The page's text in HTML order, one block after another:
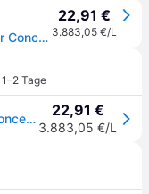
By Terry Hyaluronic Serum Concealer Concealer 5 ml Nr. 9 - Amber Nude
22,91 €
3.883,05 €/L
1–2 Tage
By Terry Hyaluronic Serum Concealer Concealer 5 ml Nr. 9 - Amber Nude 22,91 €
3.883,05 €/L